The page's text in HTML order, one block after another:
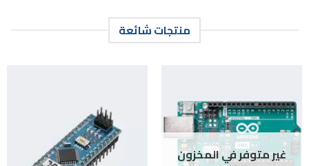
منتجات شائعة
غير متوفر في المخزون